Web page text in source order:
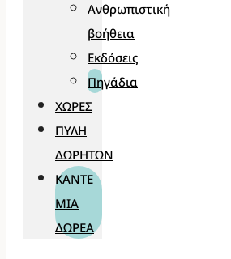
Ανθρωπιστική
βοήθεια
Εκδόσεις
Πηγάδια
ΧΏΡΕΣ
ΠΎΛΗ
ΔΩΡΗΤΏΝ
ΚΆΝΤΕ
ΜΊΑ
ΔΩΡΕΆ